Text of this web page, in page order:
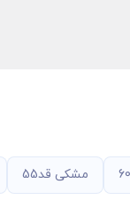
مشکی قد55